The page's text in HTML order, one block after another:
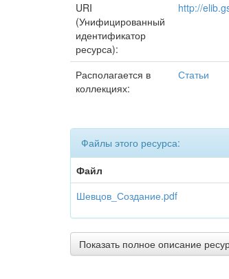
URI
(Унифицированный
идентификатор
ресурса):
http://
Располагается в
коллекциях:
Статьи
Файлы этого ресурса:
Файл
Шевцов_Создание.pdf
Показать полное описание